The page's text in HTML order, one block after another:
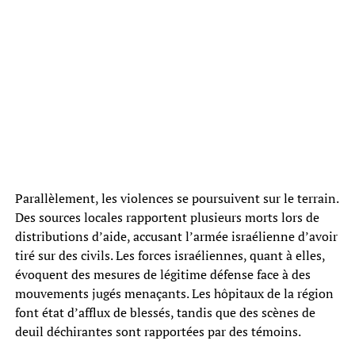
Parallèlement, les violences se poursuivent sur le terrain.
Des sources locales rapportent plusieurs morts lors de
distributions d’aide, accusant l’armée israélienne d’avoir
tiré sur des civils. Les forces israéliennes, quant à elles,
évoquent des mesures de légitime défense face à des
mouvements jugés menaçants. Les hôpitaux de la région
font état d’afflux de blessés, tandis que des scènes de
deuil déchirantes sont rapportées par des témoins.